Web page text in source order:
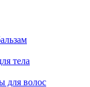
тела
для волос